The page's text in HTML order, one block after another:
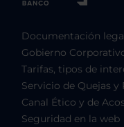
Documentación
Gobierno
Tarifas, tipos de
Servicio de Quejas y
Canal Ético y de
Seguridad en la web